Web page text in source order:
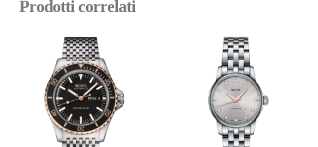
Prodotti correlati